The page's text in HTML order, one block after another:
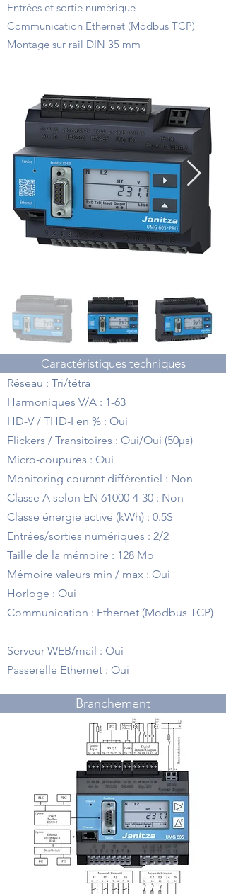
Entrées et sortie numérique
Communication Ethernet (Modbus TCP)
Montage sur rail DIN 35 mm
Caractéristiques techniques
Réseau : Tri/tétra
Harmoniques V/A : 1-63
HD-V / THD-I en % : Oui
Flickers / Transitoires : Oui/Oui (50µs)
Micro-coupures : Oui
Monitoring courant différentiel : Non
Classe A selon EN 61000-4-30 : Non
Classe énergie active (kWh) : 0.5S
Entrées/sorties numériques : 2/2
Taille de la mémoire : 128 Mo
Mémoire valeurs min / max : Oui
Horloge : Oui
Communication : Ethernet (Modbus TCP)
Serveur WEB/mail : Oui
Passerelle Ethernet : Oui
Branchement